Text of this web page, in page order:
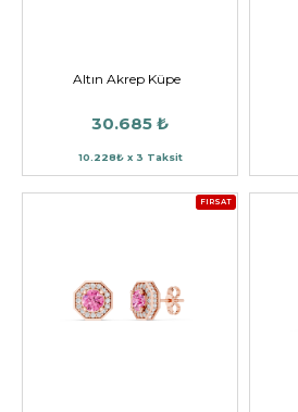
Altın Akrep Küpe
30.685 ₺
10.228₺ x 3 Taksit
FIRSAT